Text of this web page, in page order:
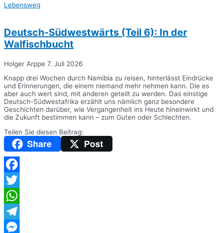
Lebensweg
Deutsch-Südwestwärts (Teil 6): In der
Walfischbucht
Holger Arppe 7. Juli 2026
Knapp drei Wochen durch Namibia zu reisen, hinterlässt Eindrücke
und Erinnerungen, die einem niemand mehr nehmen kann. Die es
aber auch wert sind, mit anderen geteilt zu werden. Das einstige
Deutsch-Südwestafrika erzählt uns nämlich ganz besondere
Geschichten darüber, wie Vergangenheit ins Heute hineinwirkt und
die Zukunft bestimmen kann – zum Guten oder Schlechten.
Teilen Sie diesen Beitrag:
Share Post
Facebook
Twitter
WhatsApp
Telegram